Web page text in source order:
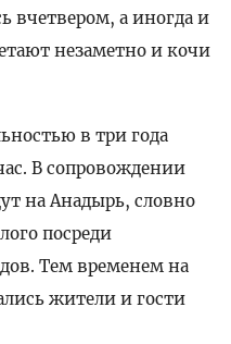
вчетвером, а иногда и
незаметно и кочи
в три года
В сопровождении
на Анадырь, словно
посреди
Тем временем на
жители и гости